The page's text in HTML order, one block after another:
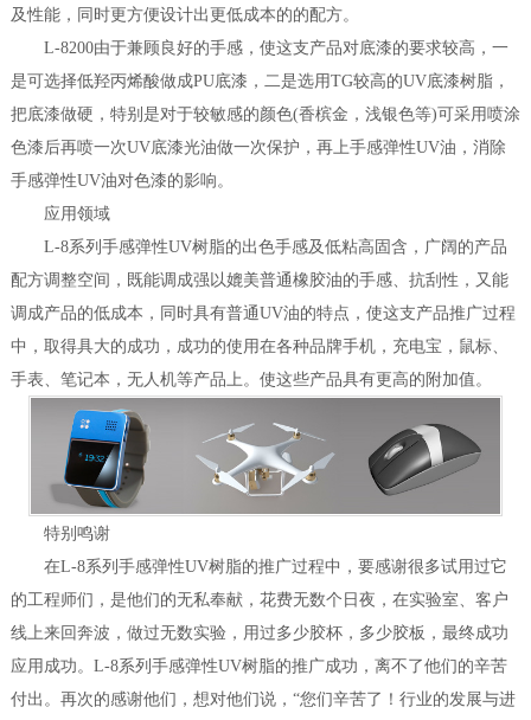
及性能，同时更方便设计出更低成本的的配方。
L-8200由于兼顾良好的手感，使这支产品对底漆的要求较高，一
是可选择低羟丙烯酸做成PU底漆，二是选用TG较高的UV底漆树脂，
把底漆做硬，特别是对于较敏感的颜色(香槟金，浅银色等)可采用喷涂
色漆后再喷一次UV底漆光油做一次保护，再上手感弹性UV油，消除
手感弹性UV油对色漆的影响。
应用领域
L-8系列手感弹性UV树脂的出色手感及低粘高固含，广阔的产品
配方调整空间，既能调成强以媲美普通橡胶油的手感、抗刮性，又能
调成产品的低成本，同时具有普通UV油的特点，使这支产品推广过程
中，取得具大的成功，成功的使用在各种品牌手机，充电宝，鼠标、
手表、笔记本，无人机等产品上。使这些产品具有更高的附加值。
特别鸣谢
在L-8系列手感弹性UV树脂的推广过程中，要感谢很多试用过它
的工程师们，是他们的无私奉献，花费无数个日夜，在实验室、客户
线上来回奔波，做过无数实验，用过多少胶杯，多少胶板，最终成功
应用成功。L-8系列手感弹性UV树脂的推广成功，离不了他们的辛苦
付出。再次的感谢他们，想对他们说，“您们辛苦了！行业的发展与进